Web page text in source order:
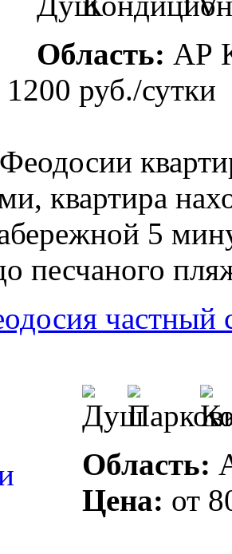
Область: АР
1200 руб./сутки
квартира
5
песчаного
частный
Область:
Цена: от